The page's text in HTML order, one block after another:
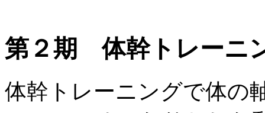
第２期 体幹トレーニ
体幹トレーニングで体の